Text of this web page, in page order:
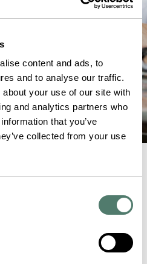
content and ads, to
and to analyse our traffic.
your use of our site with
and analytics partners who
that you’ve
collected from your use
Newsletter